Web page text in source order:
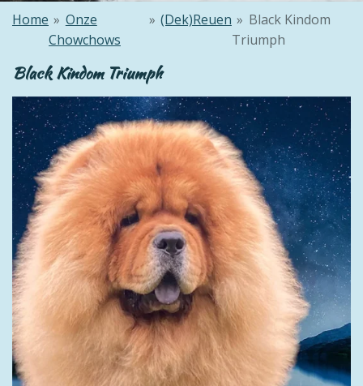
Home » Onze
Chowchows
» (Dek)Reuen » Black Kindom
Triumph
Black Kindom Triumph